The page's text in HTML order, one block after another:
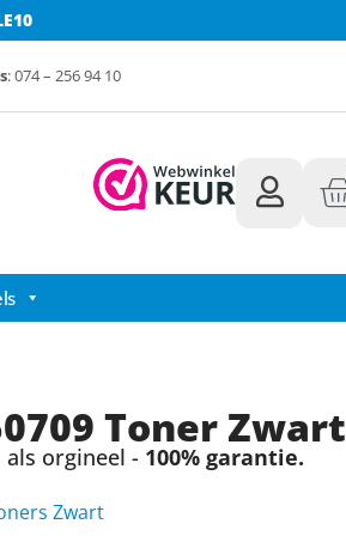
: 074 – 256 94 10
Toner Zwart
orgineel - 100% garantie.
Zwart